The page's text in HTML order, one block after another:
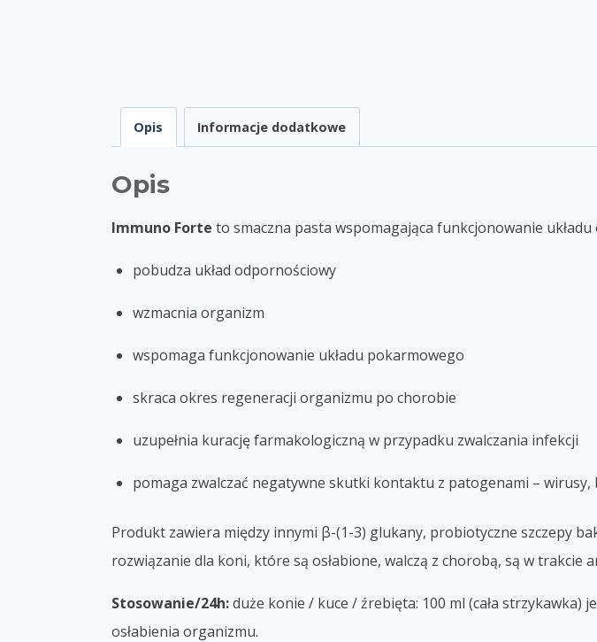
Opis Informacje dodatkowe
Opis
Immuno Forte to smaczna pasta wspomagająca funkcjonowanie
pobudza układ odpornościowy
wzmacnia organizm
wspomaga funkcjonowanie układu pokarmowego
skraca okres regeneracji organizmu po chorobie
uzupełnia kurację farmakologiczną w przypadku zwalczania infekcji
pomaga zwalczać negatywne skutki kontaktu z patogenami – wirusy,
Produkt zawiera między innymi β-(1-3) glukany, probiotyczne szczepy
rozwiązanie dla koni, które są osłabione, walczą z chorobą, są w
Stosowanie/24h:duże konie / kuce / źrebięta: 100 ml (cała strzykawka)
osłabienia organizmu.